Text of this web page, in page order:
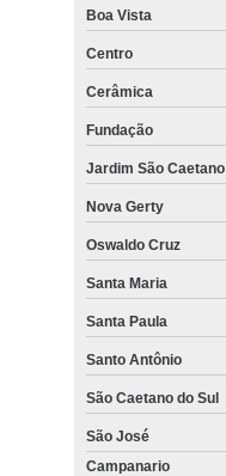
Boa Vista
Centro
Cerâmica
Fundação
Jardim São Caetano
Nova Gerty
Oswaldo Cruz
Santa Maria
Santa Paula
Santo Antônio
São Caetano do Sul
São José
Campanario